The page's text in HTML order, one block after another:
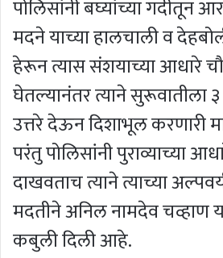
पोलिसांनी बघ्यांच्या गर्दीतून
मदने याच्या हालचाली व
हेरून त्यास संशयाच्या आधारे
घेतल्यानंतर त्याने सुरूवातीला
उत्तरे देऊन दिशाभूल करणारी
परंतु पोलिसांनी पुराव्याच्या
दाखवताच त्याने त्याच्या
मदतीने अनिल नामदेव चव्हाण
कबुली दिली आहे.